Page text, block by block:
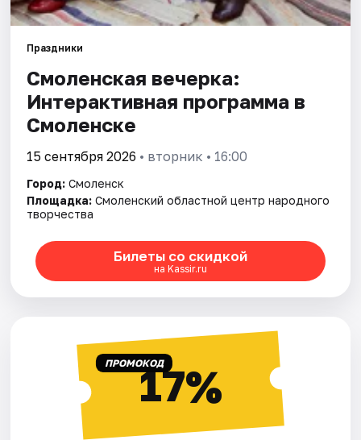
Праздники
Смоленская вечерка:
Интерактивная программа в
Смоленске
15 сентября 2026 • вторник • 16:00
Город: Смоленск
Площадка: Смоленский областной центр народного
творчества
Билеты со скидкой
на Kassir.ru
ПРОМОКОД17%